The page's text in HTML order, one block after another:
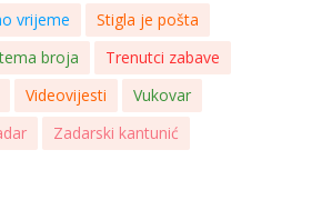
vrijeme
Stigla je pošta
broja
Trenutci zabave
Videovijesti
Vukovar
Zadarski kantunić